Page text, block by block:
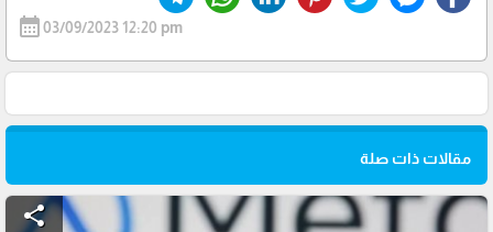
calendar_month03/09/2023 12:20 pm
مقالات ذات صلة
share